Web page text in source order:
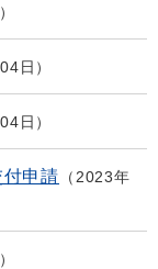
日
日
申請
2023年